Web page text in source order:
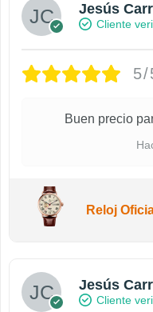
Jesús
Cliente
5/
Buen precio
Reloj
Jesús
Cliente